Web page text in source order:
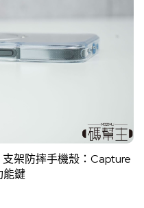
架防摔手機殼：Capture
鍵